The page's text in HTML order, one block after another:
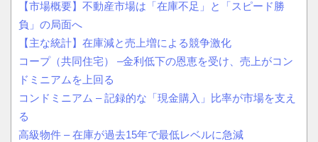
【市場概要】不動産市場は「在庫不足」と「スピード勝
負」の局面へ
【主な統計】在庫減と売上増による競争激化
コープ（共同住宅） –金利低下の恩恵を受け、売上がコン
ドミニアムを上回る
コンドミニアム – 記録的な「現金購入」比率が市場を支え
る
高級物件 – 在庫が過去15年で最低レベルに急減